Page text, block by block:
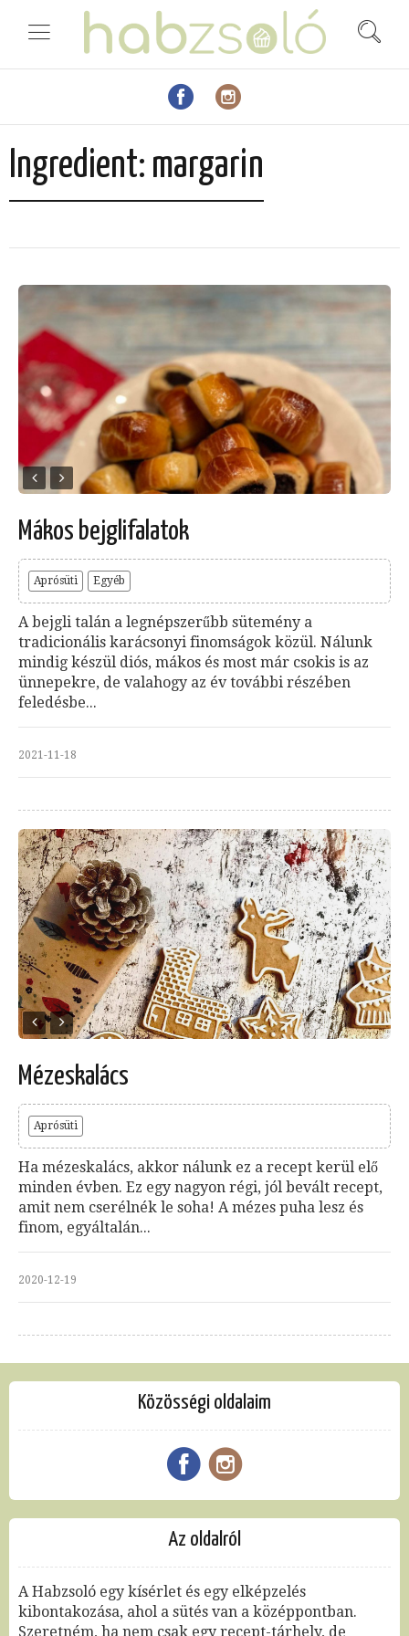
Ingredient: margarin
Mákos bejglifalatok
Aprósüti Egyéb
A bejgli talán a legnépszerűbb sütemény a
tradicionális karácsonyi finomságok közül. Nálunk
mindig készül diós, mákos és most már csokis is az
ünnepekre, de valahogy az év további részében
feledésbe...
2021-11-18
Mézeskalács
Aprósüti
Ha mézeskalács, akkor nálunk ez a recept kerül elő
minden évben. Ez egy nagyon régi, jól bevált recept,
amit nem cserélnék le soha! A mézes puha lesz és
finom, egyáltalán...
2020-12-19
Közösségi oldalaim
Az oldalról
A Habzsoló egy kísérlet és egy elképzelés
kibontakozása, ahol a sütés van a középpontban.
Szeretném, ha nem csak egy recept-tárhely, de